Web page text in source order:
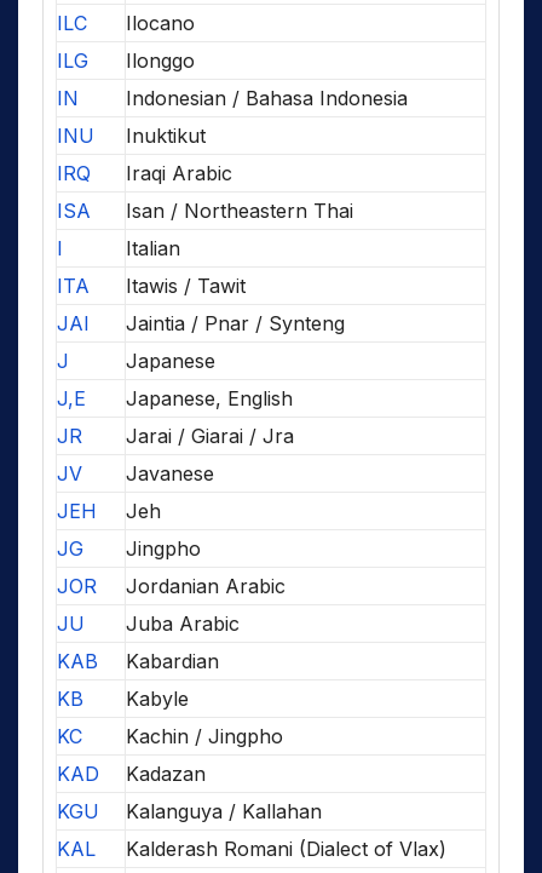
ILC
Ilocano
ILG
Ilonggo
IN
Indonesian / Bahasa Indonesia
INU
Inuktikut
IRQ
Iraqi Arabic
ISA
Isan / Northeastern Thai
I
Italian
ITA
Itawis / Tawit
JAI
Jaintia / Pnar / Synteng
J
Japanese
J,E
Japanese, English
JR
Jarai / Giarai / Jra
JV
Javanese
JEH
Jeh
JG
Jingpho
JOR
Jordanian Arabic
JU
Juba Arabic
KAB
Kabardian
KB
Kabyle
KC
Kachin / Jingpho
KAD
Kadazan
KGU
Kalanguya / Kallahan
KAL
Kalderash Romani (Dialect of Vlax)